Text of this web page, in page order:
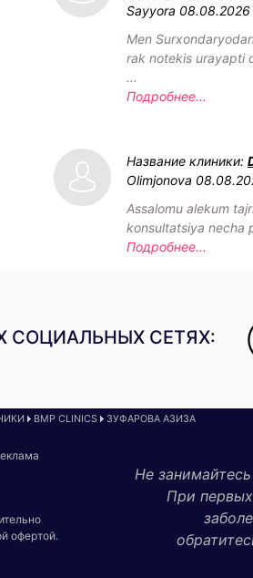
Sayyora
Men
rak notekis urayapti
...
Подробнее...
Название клиники:
Olimjonova
Assalomu alekum
konsultatsiya necha
Подробнее...
СОЦИАЛЬНЫХ СЕТЯХ:
BMP CLINICS ЗУФАРОВА АЗИЗА
офертой.
Не
При